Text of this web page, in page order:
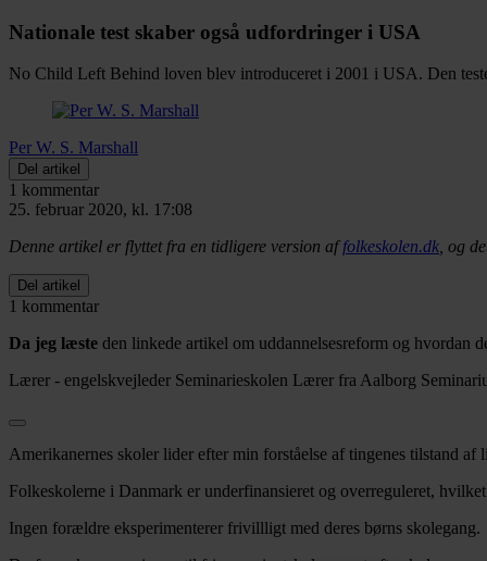
Nationale test skaber også udfordringer i USA
No Child Left Behind loven blev introduceret i 2001 i USA. Den
Per W. S. Marshall
Del artikel
1 kommentar
25. februar 2020, kl. 17:08
Denne artikel er flyttet fra en tidligere version affolkeskolen.dk, og
Del artikel
1 kommentar
Da jeg læste den linkede artikel om uddannelsesreform og hvordan
Lærer - engelskvejleder Seminarieskolen Lærer fra Aalborg
Amerikanernes skoler lider efter min forståelse af tingenes tilstand af
Folkeskolerne i Danmark er underfinansieret og overreguleret,
Ingen forældre eksperimenterer frivillligt med deres børns skolegang.